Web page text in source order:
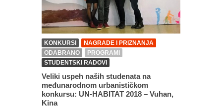
KONKURSI
NAGRADE I PRIZNANJA
ODABRANO
PROGRAMI
STUDENTSKI RADOVI
Veliki uspeh naših studenata na
međunarodnom urbanističkom
konkursu: UN-HABITAT 2018 – Vuhan,
Kina